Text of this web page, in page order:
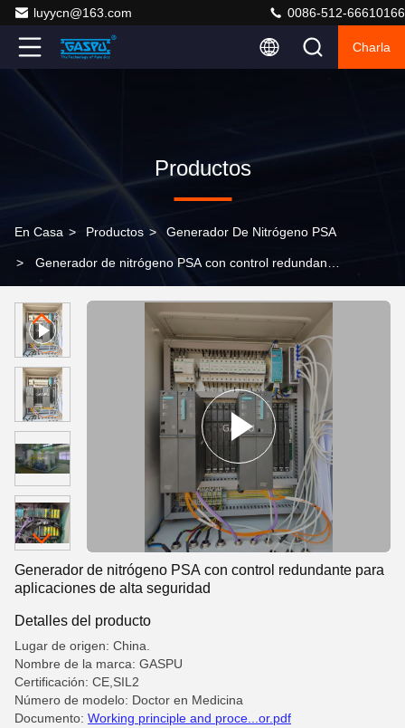
luyycn@163.com 0086-512-66610166
Charla
Productos
En Casa > Productos > Generador De Nitrógeno PSA
> Generador de nitrógeno PSA con control redundante
Generador de nitrógeno PSA con control redundante para
aplicaciones de alta seguridad
Detalles del producto
Lugar de origen: China.
Nombre de la marca: GASPU
Certificación: CE,SIL2
Número de modelo: Doctor en Medicina
Documento: Working principle and proce...or.pdf